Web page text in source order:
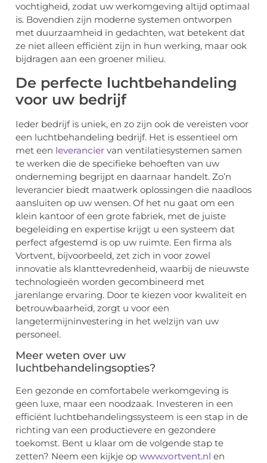
vochtigheid, zodat uw werkomgeving altijd optimaal
is. Bovendien zijn moderne systemen ontworpen
met duurzaamheid in gedachten, wat betekent dat
ze niet alleen efficiënt zijn in hun werking, maar ook
bijdragen aan een groener milieu.
De perfecte luchtbehandeling
voor uw bedrijf
Ieder bedrijf is uniek, en zo zijn ook de vereisten voor
een luchtbehandeling bedrijf. Het is essentieel om
met een leverancier van ventilatiesystemen samen
te werken die de specifieke behoeften van uw
onderneming begrijpt en daarnaar handelt. Zo’n
leverancier biedt maatwerk oplossingen die naadloos
aansluiten op uw wensen. Of het nu gaat om een
klein kantoor of een grote fabriek, met de juiste
begeleiding en expertise krijgt u een systeem dat
perfect afgestemd is op uw ruimte. Een firma als
Vortvent, bijvoorbeeld, zet zich in voor zowel
innovatie als klanttevredenheid, waarbij de nieuwste
technologieën worden gecombineerd met
jarenlange ervaring. Door te kiezen voor kwaliteit en
betrouwbaarheid, zorgt u voor een
langetermijninvestering in het welzijn van uw
personeel.
Meer weten over uw
luchtbehandelingsopties?
Een gezonde en comfortabele werkomgeving is
geen luxe, maar een noodzaak. Investeren in een
efficiënt luchtbehandelingssysteem is een stap in de
richting van een productievere en gezondere
toekomst. Bent u klaar om de volgende stap te
zetten? Neem een kijkje op www.vortvent.nl en